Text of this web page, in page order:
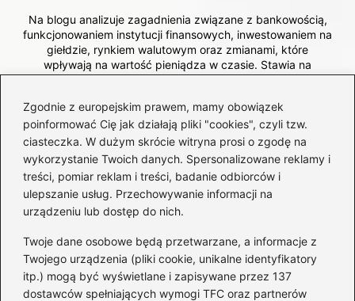
Zgodnie z europejskim prawem, mamy obowiązek
poinformować Cię jak działają pliki "cookies", czyli tzw.
ciasteczka. W dużym skrócie witryna prosi o zgodę na
wykorzystanie Twoich danych. Spersonalizowane reklamy i
treści, pomiar reklam i treści, badanie odbiorców i
ulepszanie usług. Przechowywanie informacji na
urządzeniu lub dostęp do nich.
Twoje dane osobowe będą przetwarzane, a informacje z
Twojego urządzenia (pliki cookie, unikalne identyfikatory
itp.) mogą być wyświetlane i zapisywane przez 137
dostawców spełniających wymogi TFC oraz partnerów
Na blogu analizuje zagadnienia związane z bankowością,
funkcjonowaniem instytucji finansowych, inwestowaniem na
giełdzie, rynkiem walutowym oraz zmianami, które
wpływają na wartość pieniądza w czasie. Stawia na
merytoryczne podejście, jasne tłumaczenie złożonych
zrozumieć dzisiejsze decyzje finansowe.
←
Porównanie Binance i BitBay: Która giełda
kryptowalutowa wyjdzie na prowadzenie?
→
Skuteczne sposoby na złożenie 800 plus online w
latach 2025/2026 – sprawdź, jak to zrobić!
Dodaj komentarz